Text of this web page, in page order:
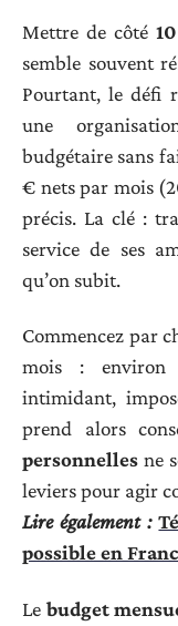
Mettre de côté
semble souvent
Pourtant, le défi
une
budgétaire sans
€ nets par mois
précis. La clé :
service de ses
qu’on subit.
Commencez par
mois : environ
intimidant,
prend alors
personnelles ne
leviers pour agir
Lire également :
possible en
Le budget